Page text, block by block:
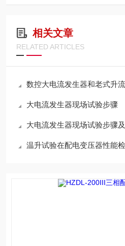
相关文章
RELATED ARTICLES
数控大电流发生器和老式升
大电流发生器现场试验步骤
大电流发生器现场试验步骤
温升试验在配电变压器性能